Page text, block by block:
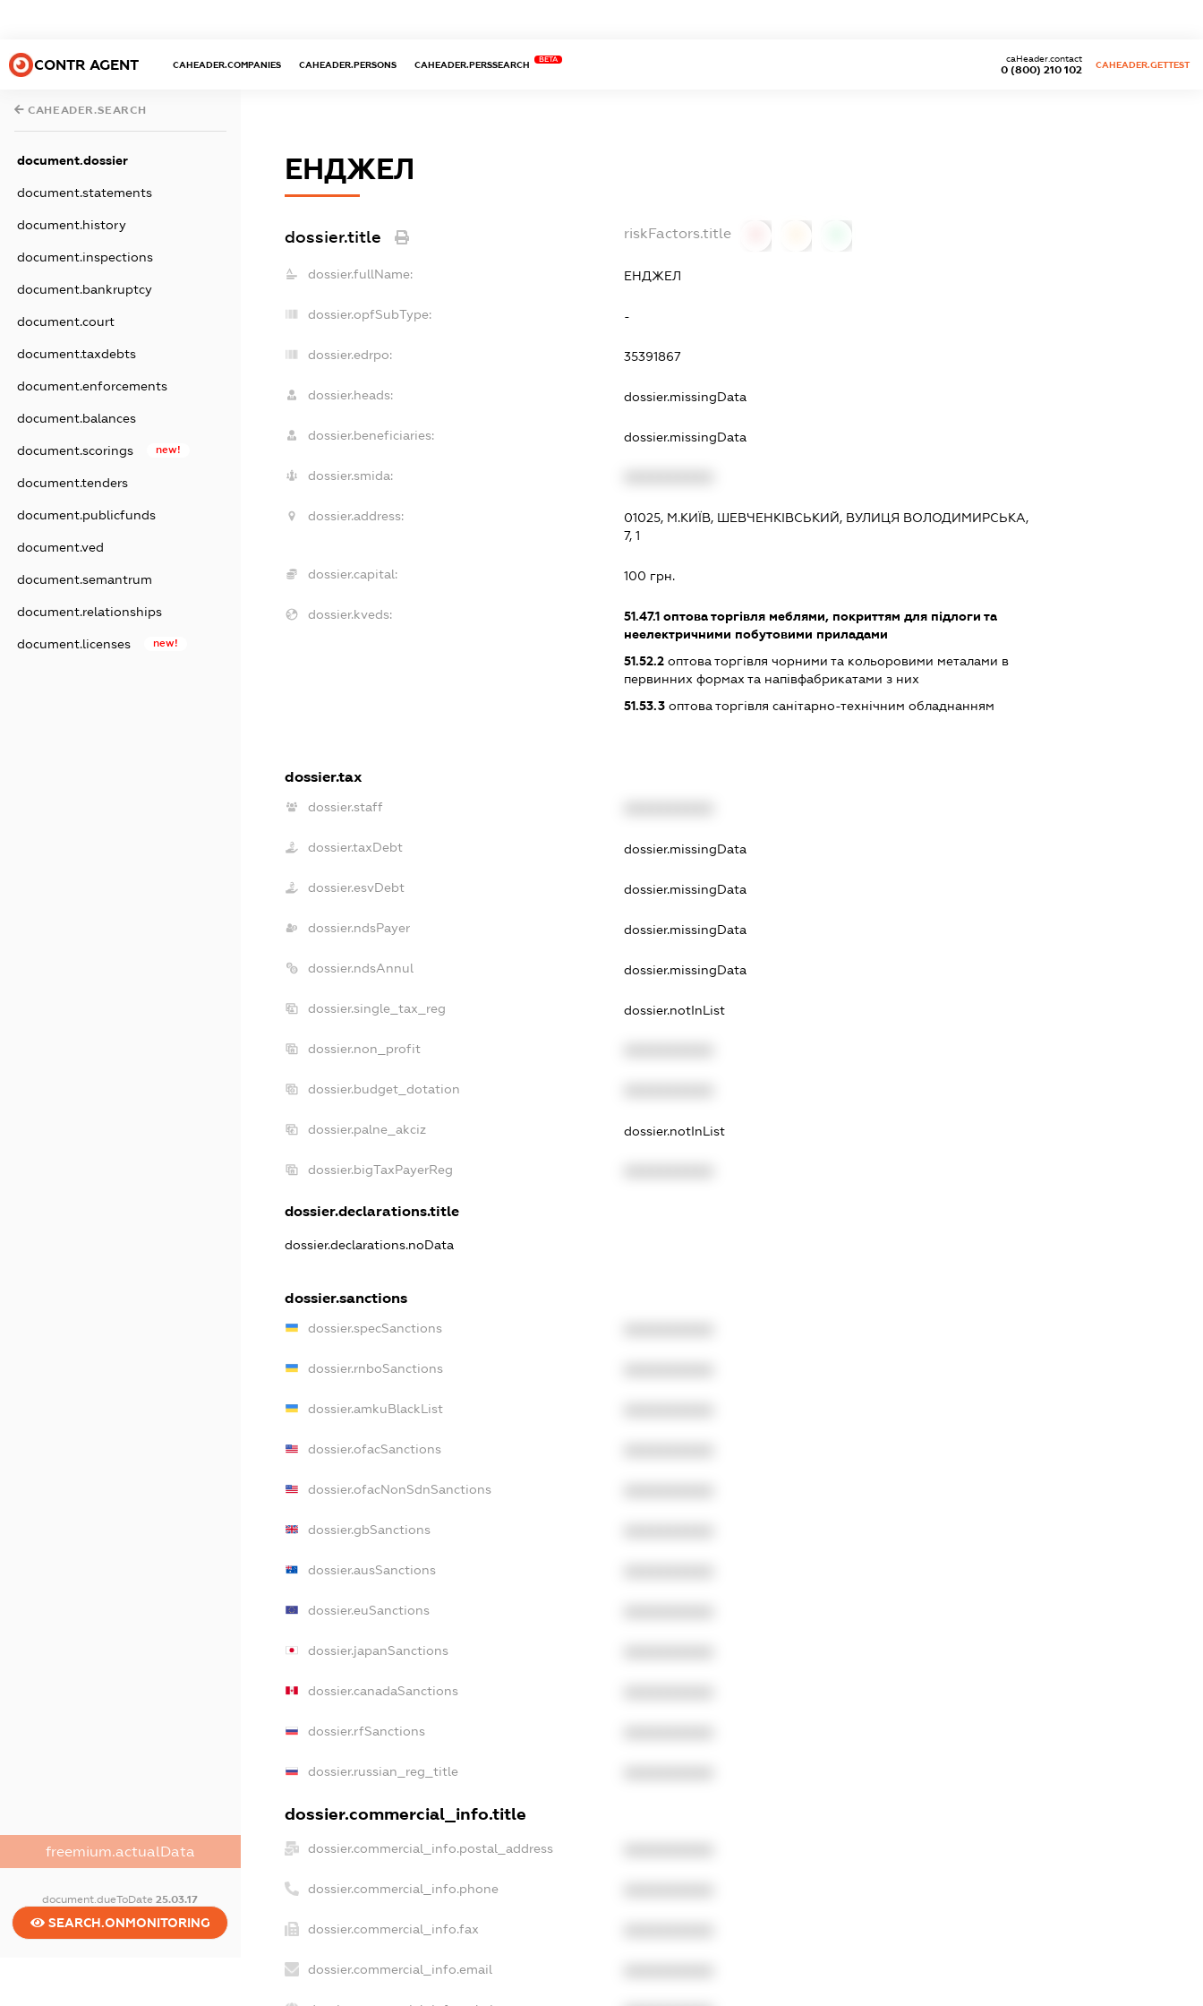
CONTR AGENT CAHEADER.COMPANIES CAHEADER.PERSONS CAHEADER.PERSSEARCH
BETA
0 (800) 210 102
caHeader.contact
CAHEADER.GETTEST
CAHEADER.SEARCH
document.dossier
document.statements
document.history
document.inspections
document.bankruptcy
document.court
document.taxdebts
document.enforcements
document.balances
document.scorings new!
document.tenders
document.publicfunds
document.ved
document.semantrum
document.relationships
document.licenses new!
freemium.actualData
document.dueToDate25.03.17
SEARCH.ONMONITORING
ЕНДЖЕЛ
dossier.title riskFactors.title
dossier.fullName: ЕНДЖЕЛ
dossier.opfSubType: -
dossier.edrpo: 35391867
dossier.heads: dossier.missingData
dossier.beneficiaries: dossier.missingData
dossier.smida:
dossier.address:
01025, М.КИЇВ, ШЕВЧЕНКІВСЬКИЙ, ВУЛИЦЯ ВОЛОДИМИРСЬКА,
7, 1
dossier.capital: 100 грн.
dossier.kveds: 51.47.1 оптова торгівля меблями, покриттям для підлоги та
неелектричними побутовими приладами
51.52.2 оптова торгівля чорними та кольоровими металами в
первинних формах та напівфабрикатами з них
51.53.3 оптова торгівля санітарно-технічним обладнанням
dossier.tax
dossier.staff
dossier.taxDebt dossier.missingData
dossier.esvDebt dossier.missingData
dossier.ndsPayer dossier.missingData
dossier.ndsAnnul dossier.missingData
dossier.single_tax_reg dossier.notInList
dossier.non_profit
dossier.budget_dotation
dossier.palne_akciz dossier.notInList
dossier.bigTaxPayerReg
dossier.declarations.title
dossier.declarations.noData
dossier.sanctions
dossier.specSanctions
dossier.rnboSanctions
dossier.amkuBlackList
dossier.ofacSanctions
dossier.ofacNonSdnSanctions
dossier.gbSanctions
dossier.ausSanctions
dossier.euSanctions
dossier.japanSanctions
dossier.canadaSanctions
dossier.rfSanctions
dossier.russian_reg_title
dossier.commercial_info.title
dossier.commercial_info.postal_address
dossier.commercial_info.phone
dossier.commercial_info.fax
dossier.commercial_info.email